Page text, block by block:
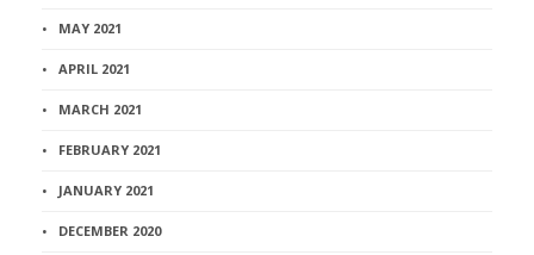
MAY 2021
APRIL 2021
MARCH 2021
FEBRUARY 2021
JANUARY 2021
DECEMBER 2020